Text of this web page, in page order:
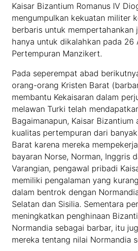
Kaisar Bizantium Romanus IV
mengumpulkan kekuatan militer
berbaris untuk mempertahankan
hanya untuk dikalahkan pada 26
Pertempuran Manzikert.
Pada seperempat abad
orang-orang Kristen Barat
membantu Kekaisaran dalam
melawan Turki telah
Bagaimanapun, Kaisar Bizantium
kualitas pertempuran dari
Barat karena mereka
bayaran Norse, Norman, Inggris
Varangian, pengawal pribadi
memiliki pengalaman yang
dalam bentrok dengan
Selatan dan Sisilia. Sementara
meningkatkan penghinaan
Normandia sebagai barbar, itu
mereka tentang nilai Normandia